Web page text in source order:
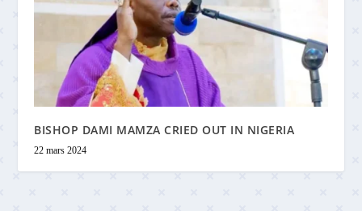
BISHOP DAMI MAMZA CRIED OUT IN NIGERIA
22 mars 2024